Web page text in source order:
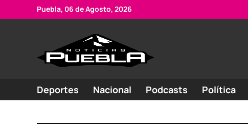
Puebla, 06 de Agosto, 2026
noticias
Deportes Nacional Podcasts Política